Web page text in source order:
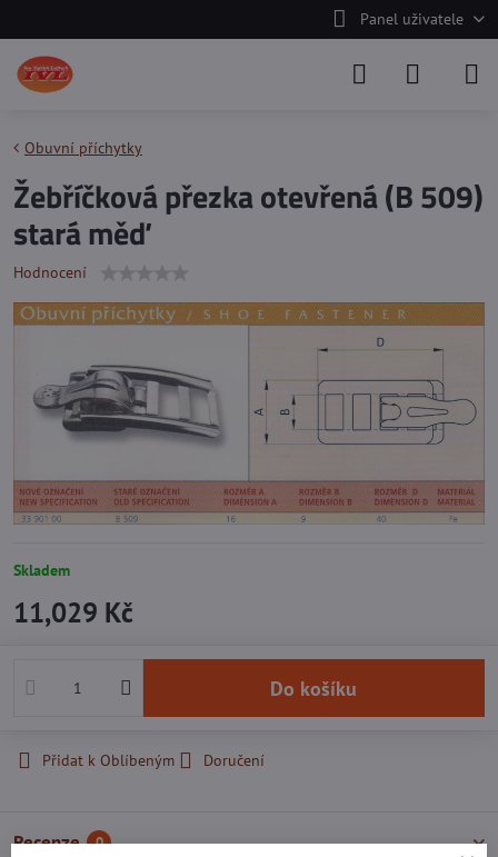
Panel uživatele
Obuvní příchytky
Žebříčková přezka otevřená (B 509)
stará měď
Hodnocení
Skladem
11,029 Kč
Do košíku
Přidat k Oblíbeným Doručení
Recenze 0